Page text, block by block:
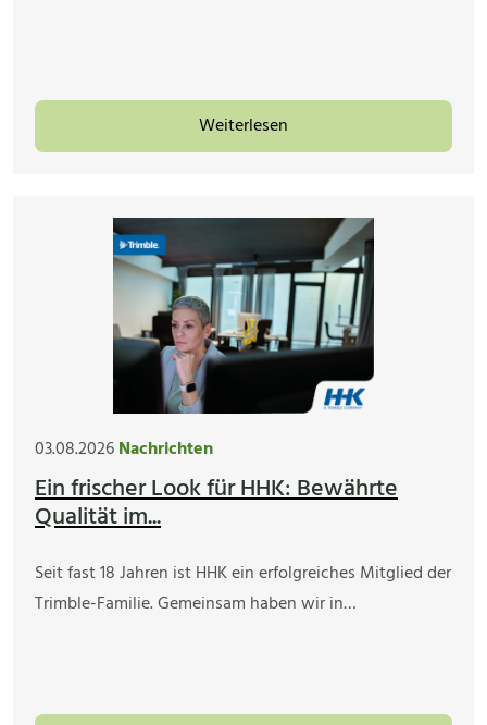
Weiterlesen
03.08.2026Nachrichten
Ein frischer Look für HHK: Bewährte
Qualität im...
Seit fast 18 Jahren ist HHK ein erfolgreiches Mitglied der
Trimble-Familie. Gemeinsam haben wir in…